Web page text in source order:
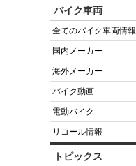
バイク車両
全てのバイク車両情報
国内メーカー
海外メーカー
バイク動画
電動バイク
リコール情報
トピックス